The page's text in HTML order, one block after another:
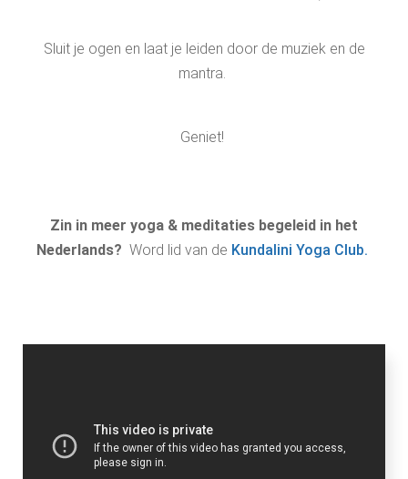
Sluit je ogen en laat je leiden door de muziek en de
mantra.
Geniet!
Zin in meer yoga & meditaties begeleid in het
Nederlands? Word lid van de Kundalini Yoga Club.